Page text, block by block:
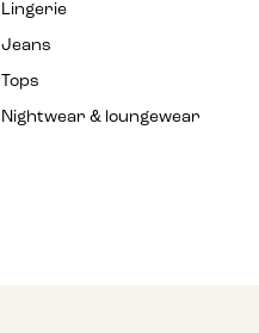
Lingerie
Jeans
Tops
Nightwear & loungewear